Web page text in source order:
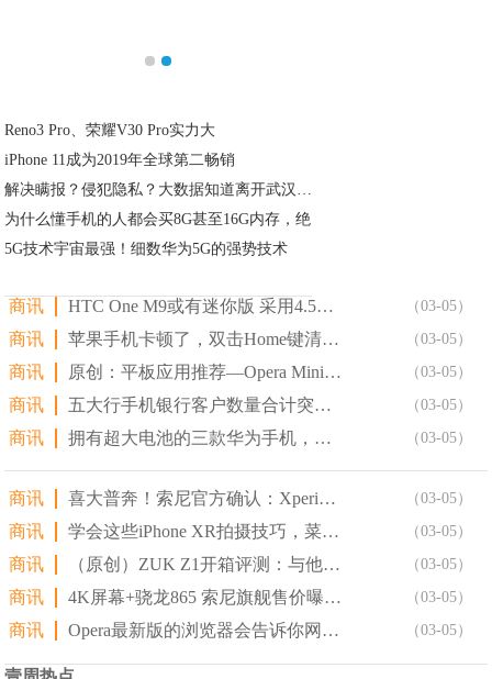
Reno3 Pro、荣耀V30 Pro实力大
iPhone 11成为2019年全球第二畅销
解决瞒报？侵犯隐私？大数据知道离开武汉的 5
为什么懂手机的人都会买8G甚至16G内存，绝
5G技术宇宙最强！细数华为5G的强势技术
商讯 HTC One M9或有迷你版 采用4.5英寸屏幕! （03-05）
商讯 苹果手机卡顿了，双击Home键清理后台是解决不了问题的! （03-05）
商讯 原创：平板应用推荐—Opera Mini浏览器（轻量级浏 （03-05）
商讯 五大行手机银行客户数量合计突破10亿户! （03-05）
商讯 拥有超大电池的三款华为手机，重度用户做备用机相信很治愈! （03-05）
商讯 喜大普奔！索尼官方确认：Xperia XZ3/10 Pl （03-05）
商讯 学会这些iPhone XR拍摄技巧，菜鸟也能拍大片! （03-05）
商讯 （原创）ZUK Z1开箱评测：与他的相见不晚! （03-05）
商讯 4K屏幕+骁龙865 索尼旗舰售价曝光! （03-05）
商讯 Opera最新版的浏览器会告诉你网站用多少种方式在关注你 （03-05）